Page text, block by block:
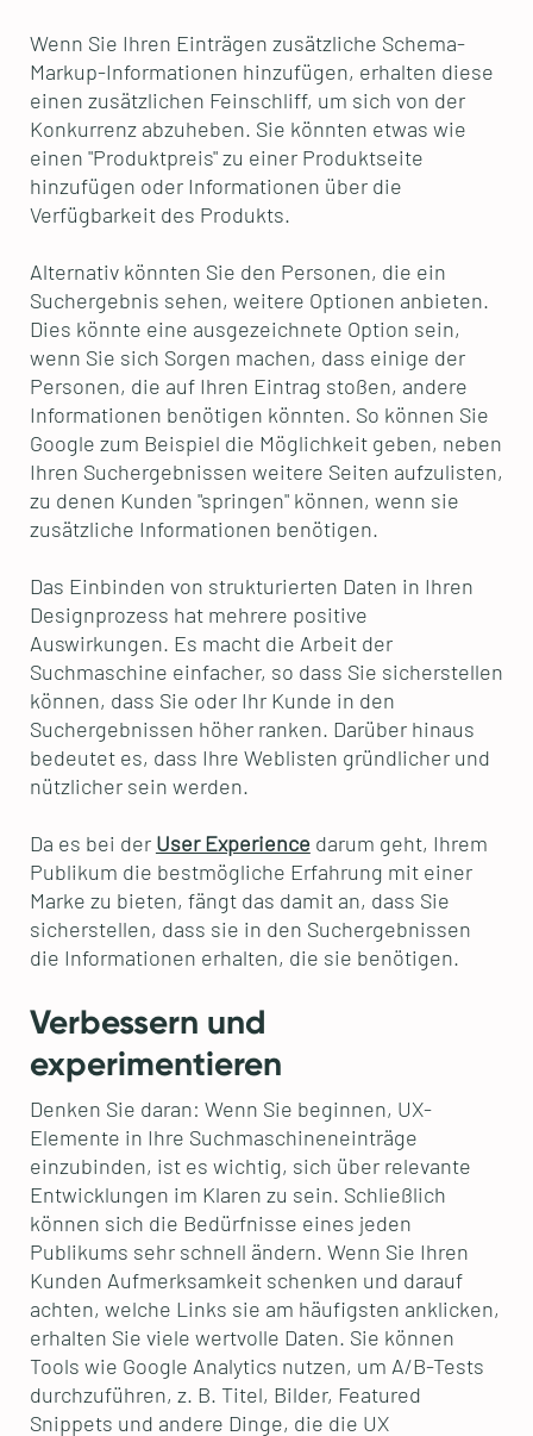
Wenn Sie Ihren Einträgen zusätzliche Schema-
Markup-Informationen hinzufügen, erhalten diese
einen zusätzlichen Feinschliff, um sich von der
Konkurrenz abzuheben. Sie könnten etwas wie
einen "Produktpreis" zu einer Produktseite
hinzufügen oder Informationen über die
Verfügbarkeit des Produkts.
Alternativ könnten Sie den Personen, die ein
Suchergebnis sehen, weitere Optionen anbieten.
Dies könnte eine ausgezeichnete Option sein,
wenn Sie sich Sorgen machen, dass einige der
Personen, die auf Ihren Eintrag stoßen, andere
Informationen benötigen könnten. So können Sie
Google zum Beispiel die Möglichkeit geben, neben
Ihren Suchergebnissen weitere Seiten aufzulisten,
zu denen Kunden "springen" können, wenn sie
zusätzliche Informationen benötigen.
Das Einbinden von strukturierten Daten in Ihren
Designprozess hat mehrere positive
Auswirkungen. Es macht die Arbeit der
Suchmaschine einfacher, so dass Sie sicherstellen
können, dass Sie oder Ihr Kunde in den
Suchergebnissen höher ranken. Darüber hinaus
bedeutet es, dass Ihre Weblisten gründlicher und
nützlicher sein werden.
Da es bei der User Experience darum geht, Ihrem
Publikum die bestmögliche Erfahrung mit einer
Marke zu bieten, fängt das damit an, dass Sie
sicherstellen, dass sie in den Suchergebnissen
die Informationen erhalten, die sie benötigen.
Verbessern und
experimentieren
Denken Sie daran: Wenn Sie beginnen, UX-
Elemente in Ihre Suchmaschineneinträge
einzubinden, ist es wichtig, sich über relevante
Entwicklungen im Klaren zu sein. Schließlich
können sich die Bedürfnisse eines jeden
Publikums sehr schnell ändern. Wenn Sie Ihren
Kunden Aufmerksamkeit schenken und darauf
achten, welche Links sie am häufigsten anklicken,
erhalten Sie viele wertvolle Daten. Sie können
Tools wie Google Analytics nutzen, um A/B-Tests
durchzuführen, z. B. Titel, Bilder, Featured
Snippets und andere Dinge, die die UX